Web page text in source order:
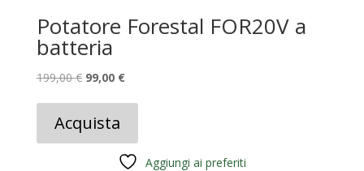
Potatore Forestal FOR20V a
batteria
199,00€ Il
originale
era:
199,00 €.
99,00 €Il
99,00 €.
Acquista
Aggiungi ai preferiti